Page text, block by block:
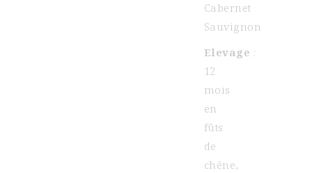
Cabernet
Sauvignon
Elevage :
12
mois
en
fûts
de
chêne,